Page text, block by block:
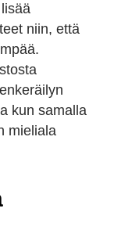
niin, että
kun samalla
mieliala